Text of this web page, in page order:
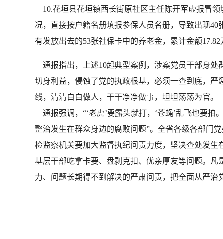
10.花垣县花垣镇西长街原社区主任陈开军虚报冒
况，直接按户籍名册填报参保人员名册，导致出现40
有发放出去的53张社保卡中的养老金，累计金额
通报指出，上述10起典型案例，涉案党员干部身处
切身利益，侵蚀了党的执政根基，必须一查到底，
线，清清白白做人，干干净净做事，坦坦荡荡为官。
通报强调，“‘老虎’要露头就打，‘苍蝇’乱飞也要
整治发生在群众身边的腐败问题”。全省各级各部门
检监察机关要加大监督执纪问责力度，坚决查处发
基层干部吃拿卡要、盘剥克扣、优亲厚友等问题。
力、问题长期得不到解决的严肃问责，把全面从严治